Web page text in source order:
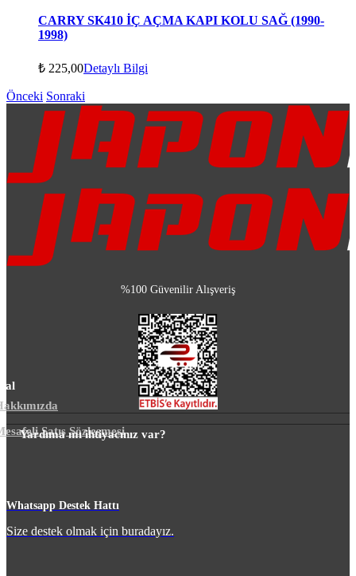
CARRY SK410 İÇ AÇMA KAPI KOLU SAĞ (1990-
1998)
₺ 225,00Detaylı Bilgi
Önceki Sonraki
%100 Güvenilir Alışveriş
Satış Sözleşmesi
Yardıma mı ihtiyacınız var?
Whatsapp Destek Hattı
Size destek olmak için buradayız.